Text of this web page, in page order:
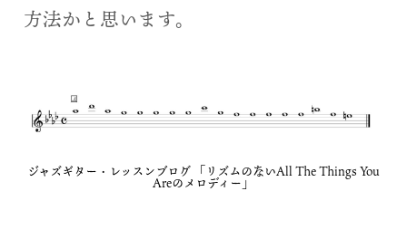
方法かと思います。
ジャズギター・レッスンブログ 「リズムのないAll The Things You
Areのメロディー」